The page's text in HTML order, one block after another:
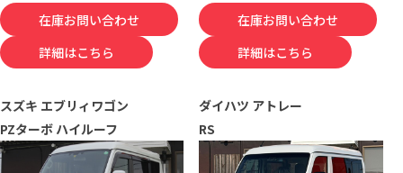
在庫お問い合わせ
詳細はこちら
在庫お問い合わせ
詳細はこちら
スズキ エブリィワゴン
PZターボ ハイルーフ
ダイハツ アトレー
RS